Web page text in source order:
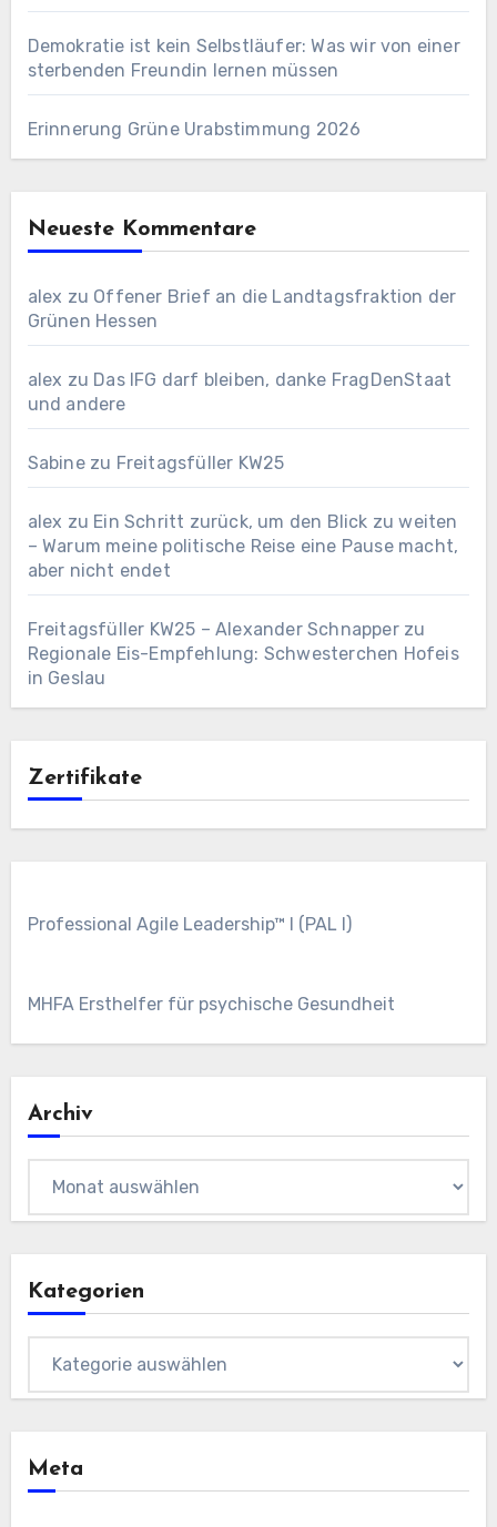
Demokratie ist kein Selbstläufer: Was wir von einer
sterbenden Freundin lernen müssen
Erinnerung Grüne Urabstimmung 2026
Neueste Kommentare
alex zu Offener Brief an die Landtagsfraktion der
Grünen Hessen
alex zu Das IFG darf bleiben, danke FragDenStaat
und andere
Sabinezu Freitagsfüller KW25
alex zu Ein Schritt zurück, um den Blick zu weiten
– Warum meine politische Reise eine Pause macht,
aber nicht endet
Freitagsfüller KW25 – Alexander Schnapperzu
Regionale Eis-Empfehlung: Schwesterchen Hofeis
in Geslau
Zertifikate
Professional Agile Leadership™ I (PAL I)
MHFA Ersthelfer für psychische Gesundheit
Archiv
Kategorien
Meta